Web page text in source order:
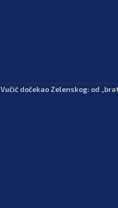
Vučić dočekao Zelenskog: od